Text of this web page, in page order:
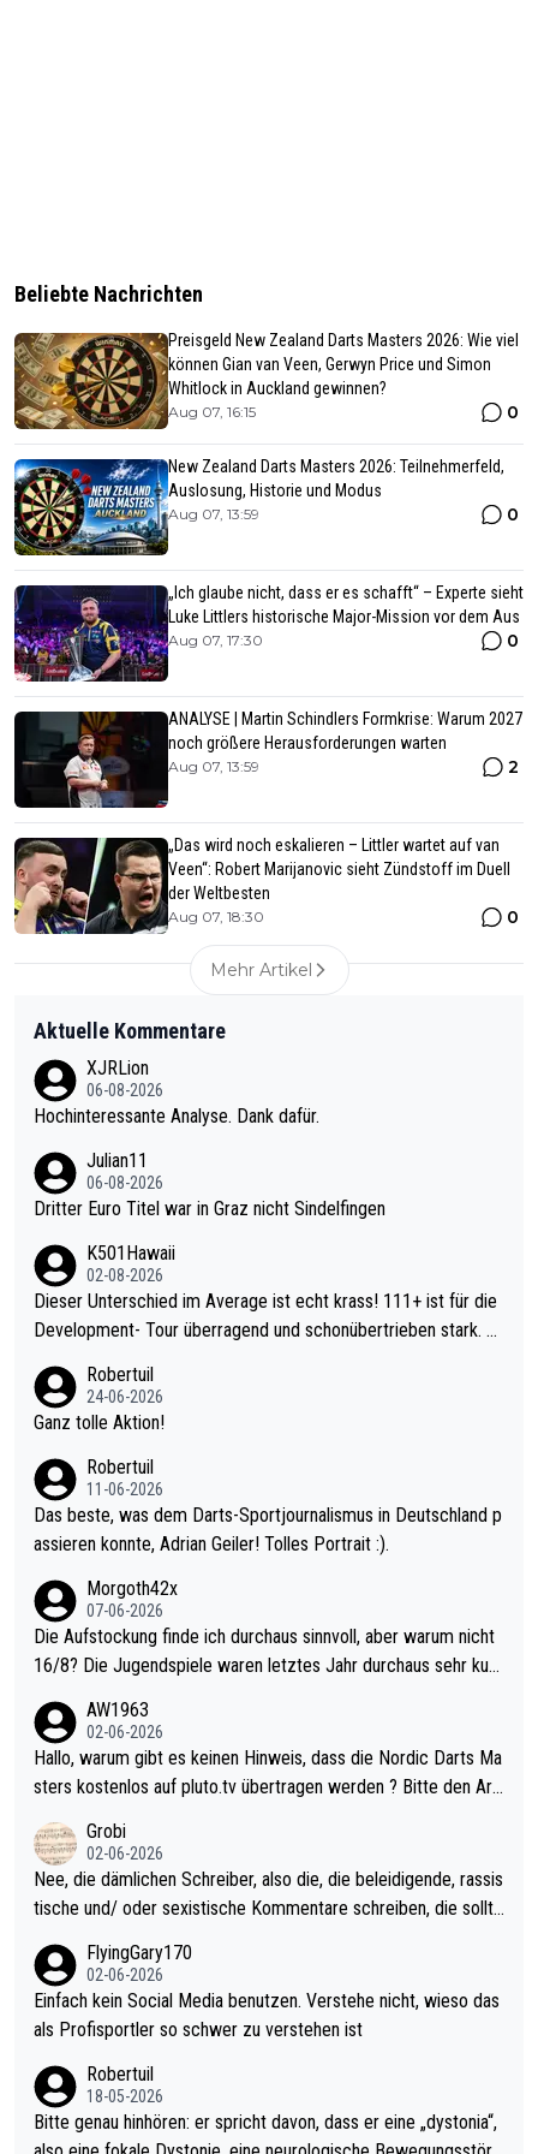
Beliebte Nachrichten
Preisgeld New Zealand Darts Masters 2026: Wie viel
können Gian van Veen, Gerwyn Price und Simon
Whitlock in Auckland gewinnen?
Aug 07, 16:15 0
New Zealand Darts Masters 2026: Teilnehmerfeld,
Auslosung, Historie und Modus
Aug 07, 13:59 0
„Ich glaube nicht, dass er es schafft“ – Experte sieht
Luke Littlers historische Major-Mission vor dem Aus
Aug 07, 17:30 0
ANALYSE | Martin Schindlers Formkrise: Warum 2027
noch größere Herausforderungen warten
Aug 07, 13:59 2
„Das wird noch eskalieren – Littler wartet auf van
Veen“: Robert Marijanovic sieht Zündstoff im Duell
der Weltbesten
Aug 07, 18:30 0
Mehr Artikel
Aktuelle Kommentare
XJRLion
06-08-2026
Hochinteressante Analyse. Dank dafür.
Julian11
06-08-2026
Dritter Euro Titel war in Graz nicht Sindelfingen
K501Hawaii
02-08-2026
Dieser Unterschied im Average ist echt krass! 111+ ist für die
Development- Tour überragend und schonübertrieben stark. U
mal 40+ erst recht. Da gewinnst keinen Blumentopf - ist ja noc
h krasser wie ein Pokalspiel eines Kreisligisten vs einem Bund
Robertuil
24-06-2026
Ganz tolle Aktion!
Robertuil
11-06-2026
Das beste, was dem Darts-Sportjournalismus in Deutschland p
assieren konnte, Adrian Geiler! Tolles Portrait :).
Morgoth42x
07-06-2026
Die Aufstockung finde ich durchaus sinnvoll, aber warum nicht
16/8? Die Jugendspiele waren letztes Jahr durchaus sehr kurz
Allerdings ist Mitchell Lawrie als Nummer 1 der Welt eh qualifi
ziert. Somit ändert die automatische Qualifikation des Weltmei
sters erstmal nichts. Ich denke sie wollen damit für nächstes J
ohl wenig WDF Turniere spielen. Dies war bei Archie Self letzt
es Jahr der Fall. Er musste als amtierender Weltmeister durch
den Qualifier und ich glaube kaum, dass Mitchel sich das (in Ve
gas) antun würde, wenn er doch eigentlich die PDC-WM als Zi
el hat.
AW1963
02-06-2026
Hallo, warum gibt es keinen Hinweis, dass die Nordic Darts Ma
sters kostenlos auf pluto.tv übertragen werden ? Bitte den Arti
Grobi
02-06-2026
Nee, die dämlichen Schreiber, also die, die beleidigende, rassis
tische und/ oder sexistische Kommentare schreiben, die sollte
s Leben in den Griff kriegen. Nur eins wundert mich: Luke Little
r war doch neulich erst derjenige, der über Social Media GvV p
rovoziert hat. Und Littlers Mutter schießt öfters mal gegen Ric
FlyingGary170
02-06-2026
Einfach kein Social Media benutzen. Verstehe nicht, wieso das
als Profisportler so schwer zu verstehen ist
Robertuil
18-05-2026
Bitte genau hinhören: er spricht davon, dass er eine „dystonia“,